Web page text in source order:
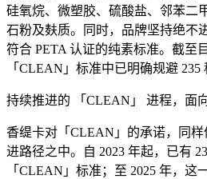
硅氧烷、微塑胶、硫酸盐、邻苯二
石粉及麸质。同时，品牌坚持绝不
符合 PETA 认证的纯素标准。截至
「CLEAN」标准中已明确规避 235
持续推进的 「CLEAN」 进程，面
香缇卡对「CLEAN」的承诺，同
进路径之中。自 2023 年起，已有
「CLEAN」标准；至 2025 年，这